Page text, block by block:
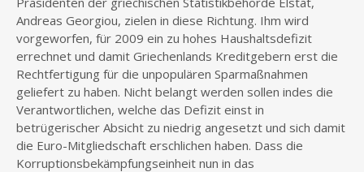
Andreas Georgiou, zielen in diese Richtung. Ihm wird
vorgeworfen, für 2009 ein zu hohes Haushaltsdefizit
errechnet und damit Griechenlands Kreditgebern erst die
Rechtfertigung für die unpopulären Sparmaßnahmen
geliefert zu haben. Nicht belangt werden sollen indes die
Verantwortlichen, welche das Defizit einst in
betrügerischer Absicht zu niedrig angesetzt und sich damit
die Euro-Mitgliedschaft erschlichen haben. Dass die
Korruptionsbekämpfungseinheit nun in das